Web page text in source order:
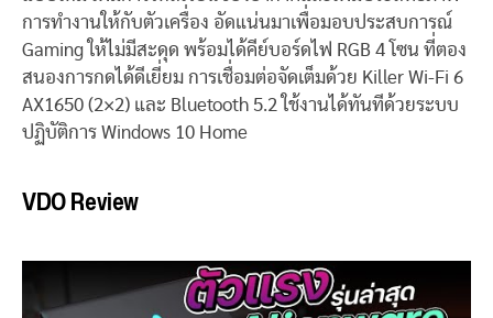
การทำงานให้กับตัวเครื่อง อัดแน่นมาเพื่อมอบประสบการณ์
Gaming ให้ไม่มีสะดุด พร้อมได้คีย์บอร์ดไฟ RGB 4 โซน ที่ตอง
สนองการกดได้ดีเยี่ยม การเชื่อมต่อจัดเต็มด้วย Killer Wi-Fi 6
AX1650 (2×2) และ Bluetooth 5.2 ใช้งานได้ทันทีด้วยระบบ
ปฏิบัติการ Windows 10 Home
VDO Review